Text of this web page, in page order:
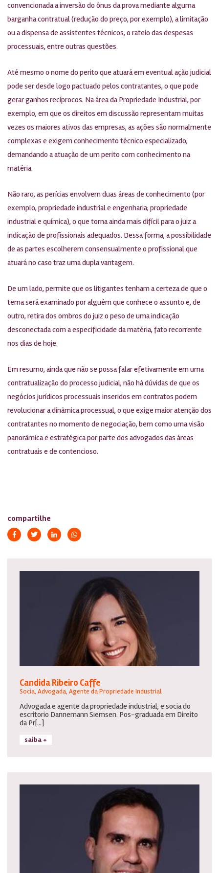
convencionada a inversão do ônus da prova mediante alguma
barganha contratual (redução do preço, por exemplo), a limitação
ou a dispensa de assistentes técnicos, o rateio das despesas
processuais, entre outras questões.
Até mesmo o nome do perito que atuará em eventual ação judicial
pode ser desde logo pactuado pelos contratantes, o que pode
gerar ganhos recíprocos. Na área da Propriedade Industrial, por
exemplo, em que os direitos em discussão representam muitas
vezes os maiores ativos das empresas, as ações são normalmente
complexas e exigem conhecimento técnico especializado,
demandando a atuação de um perito com conhecimento na
matéria.
Não raro, as perícias envolvem duas áreas de conhecimento (por
exemplo, propriedade industrial e engenharia; propriedade
industrial e química), o que torna ainda mais difícil para o juiz a
indicação de profissionais adequados. Dessa forma, a possibilidade
de as partes escolherem consensualmente o profissional que
atuará no caso traz uma dupla vantagem.
De um lado, permite que os litigantes tenham a certeza de que o
tema será examinado por alguém que conhece o assunto e, de
outro, retira dos ombros do juiz o peso de uma indicação
desconectada com a especificidade da matéria, fato recorrente
nos dias de hoje.
Em resumo, ainda que não se possa falar efetivamente em uma
contratualização do processo judicial, não há dúvidas de que os
negócios jurídicos processuais inseridos em contratos podem
revolucionar a dinâmica processual, o que exige maior atenção dos
contratantes no momento de negociação, bem como uma visão
panorâmica e estratégica por parte dos advogados das áreas
contratuais e de contencioso.
compartilhe
Candida Ribeiro Caffe
Socia, Advogada, Agente da Propriedade Industrial
Advogada e agente da propriedade industrial, e socia do
escritorio Dannemann Siemsen. Pos-graduada em Direito
da Pr[...]
saiba +